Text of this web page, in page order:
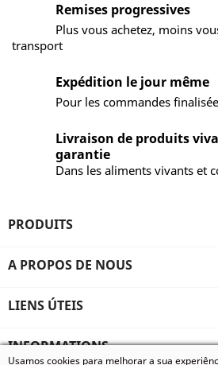
Remises progressives
Plus vous achetez, moins
transport
Expédition le jour même
Pour les commandes
Livraison de produits
garantie
Dans les aliments vivants et
PRODUITS
A PROPOS DE NOUS
LIENS ÚTEIS
INFORMATIONS
Usamos cookies para melhorar a sua